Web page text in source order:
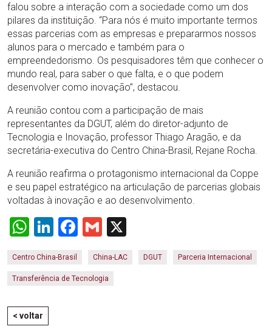
falou sobre a interação com a sociedade como um dos
pilares da instituição. “Para nós é muito importante termos
essas parcerias com as empresas e prepararmos nossos
alunos para o mercado e também para o
empreendedorismo. Os pesquisadores têm que conhecer o
mundo real, para saber o que falta, e o que podem
desenvolver como inovação”, destacou.
A reunião contou com a participação de mais
representantes da DGUT, além do diretor-adjunto de
Tecnologia e Inovação, professor Thiago Aragão, e da
secretária-executiva do Centro China-Brasil, Rejane Rocha.
A reunião reafirma o protagonismo internacional da Coppe
e seu papel estratégico na articulação de parcerias globais
voltadas à inovação e ao desenvolvimento.
WhatsApp
LinkedIn
Facebook
Gmail
Centro China-Brasil China-LAC DGUT Parceria Internacional
Transferência de Tecnologia
< voltar